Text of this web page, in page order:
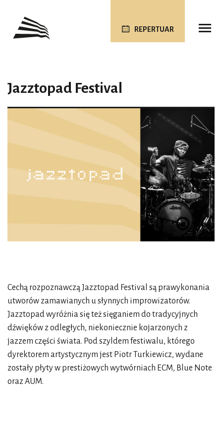
REPERTUAR
Jazztopad Festival
Cechą rozpoznawczą Jazztopad Festival są prawykonania
utworów zamawianych u słynnych improwizatorów.
Jazztopad wyróżnia się też sięganiem do tradycyjnych
dźwięków z odległych, niekoniecznie kojarzonych z
jazzem części świata. Pod szyldem festiwalu, którego
dyrektorem artystycznym jest Piotr Turkiewicz, wydane
zostały płyty w prestiżowych wytwórniach ECM, Blue Note
oraz AUM.